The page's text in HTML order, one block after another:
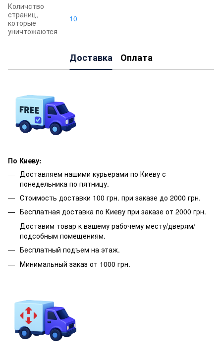
Количство
страниц,
которые
уничтожаются
10
Доставка Оплата
По Киеву:
Доставляем нашими курьерами по Киеву с
понедельника по пятницу.
Стоимость доставки 100 грн. при заказе до 2000 грн.
Бесплатная доставка по Киеву при заказе от 2000 грн.
Доставим товар к вашему рабочему месту/дверям/
подсобным помещениям.
Бесплатный подъем на этаж.
Минимальный заказ от 1000 грн.